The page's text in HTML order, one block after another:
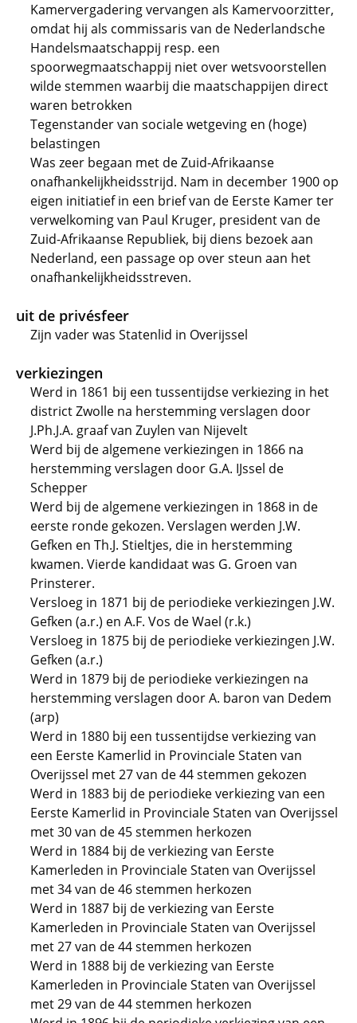
Kamervergadering vervangen als Kamervoorzitter,
omdat hij als commissaris van de Nederlandsche
Handelsmaatschappij resp. een
spoorwegmaatschappij niet over wetsvoorstellen
wilde stemmen waarbij die maatschappijen direct
waren betrokken
Tegenstander van sociale wetgeving en (hoge)
belastingen
Was zeer begaan met de Zuid-Afrikaanse
onafhankelijkheidsstrijd. Nam in december 1900 op
eigen initiatief in een brief van de Eerste Kamer ter
verwelkoming van Paul Kruger, president van de
Zuid-Afrikaanse Republiek, bij diens bezoek aan
Nederland, een passage op over steun aan het
onafhankelijkheidsstreven.
uit de privésfeer
Zijn vader was Statenlid in Overijssel
verkiezingen
Werd in 1861 bij een tussentijdse verkiezing in het
district Zwolle na herstemming verslagen door
J.Ph.J.A. graaf van Zuylen van Nijevelt
Werd bij de algemene verkiezingen in 1866 na
herstemming verslagen door G.A. IJssel de
Schepper
Werd bij de algemene verkiezingen in 1868 in de
eerste ronde gekozen. Verslagen werden J.W.
Gefken en Th.J. Stieltjes, die in herstemming
kwamen. Vierde kandidaat was G. Groen van
Prinsterer.
Versloeg in 1871 bij de periodieke verkiezingen J.W.
Gefken (a.r.) en A.F. Vos de Wael (r.k.)
Versloeg in 1875 bij de periodieke verkiezingen J.W.
Gefken (a.r.)
Werd in 1879 bij de periodieke verkiezingen na
herstemming verslagen door A. baron van Dedem
(arp)
Werd in 1880 bij een tussentijdse verkiezing van
een Eerste Kamerlid in Provinciale Staten van
Overijssel met 27 van de 44 stemmen gekozen
Werd in 1883 bij de periodieke verkiezing van een
Eerste Kamerlid in Provinciale Staten van Overijssel
met 30 van de 45 stemmen herkozen
Werd in 1884 bij de verkiezing van Eerste
Kamerleden in Provinciale Staten van Overijssel
met 34 van de 46 stemmen herkozen
Werd in 1887 bij de verkiezing van Eerste
Kamerleden in Provinciale Staten van Overijssel
met 27 van de 44 stemmen herkozen
Werd in 1888 bij de verkiezing van Eerste
Kamerleden in Provinciale Staten van Overijssel
met 29 van de 44 stemmen herkozen